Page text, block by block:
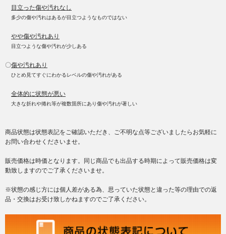
目立った傷や汚れなし
多少の傷や汚れはあるが目立つようなものではない
やや傷や汚れあり
目立つような傷や汚れが少しある
〇傷や汚れあり
ひとめ見てすぐにわかるレベルの傷や汚れがある
全体的に状態が悪い
大きな折れや捲れ等が複数箇所にあり傷や汚れが著しい
商品状態は状態表記をご確認いただき、ご不明な点等ございましたらお気軽に
お問い合わせくださいませ。
販売価格は時価となります。同じ商品でも出品する時期によって販売価格は変
動致しますのでご了承くださいませ。
※状態の感じ方には個人差がある為、思っていた状態と違った等の理由での返
品・交換はお受け致しかねますのでご了承ください。